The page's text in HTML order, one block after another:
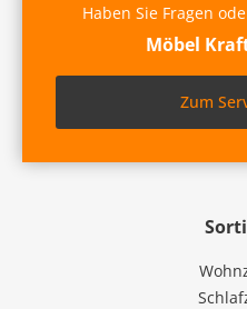
Haben Sie Fragen
Möbel
Zum